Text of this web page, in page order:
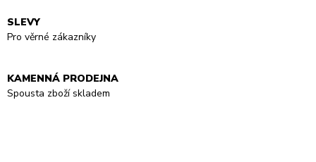
SLEVY
Pro věrné zákazníky
KAMENNÁ PRODEJNA
Spousta zboží skladem